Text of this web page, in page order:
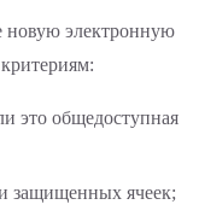
новую электронную
это общедоступная
защищенных ячеек;